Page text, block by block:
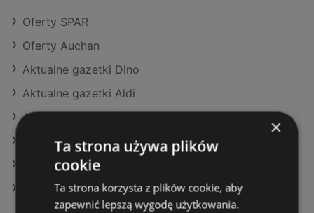
Oferty SPAR
Oferty Auchan
Aktualne gazetki Dino
Aktualne gazetki Aldi
Aktualne gazetki Żabka
Aktualne gazetki Netto
Aktualne gazetki Stokrotka
Sklepy Stokrotka SUPERMARKET w Police
×
Ta strona używa plików
cookie
Ta strona korzysta z plików cookie, aby
zapewnić lepszą wygodę użytkowania.